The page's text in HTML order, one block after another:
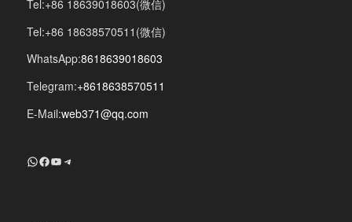
Tel:+86 18639018603(微信)
Tel:+86 18638570511(微信)
WhatsApp:8618639018603
Telegram:+8618638570511
E-Mail:web371@qq.com
+8618639018603
Facebook
YouTube
Telegram